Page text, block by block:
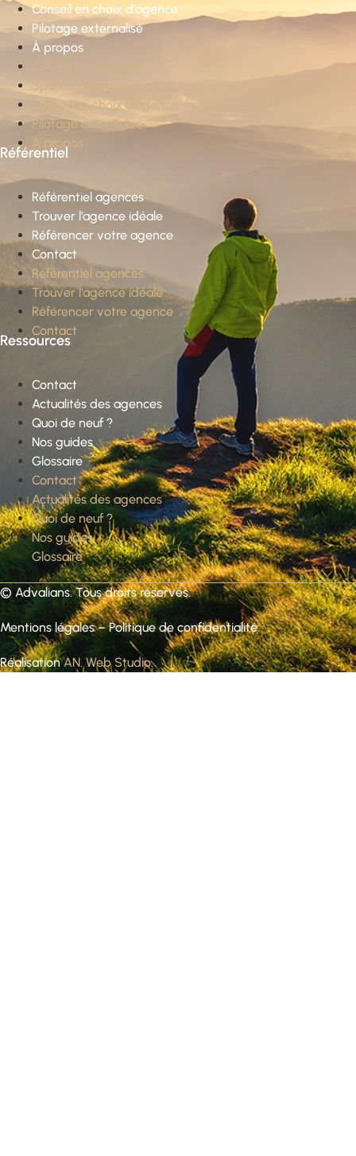
Conseil en choix d’agence
Pilotage externalisé
À propos
Conseil stratégique
Sparring partner
Conseil en choix d’agence
Pilotage externalisé
À propos
Référentiel
Référentiel agences
Trouver l’agence idéale
Référencer votre agence
Contact
Référentiel agences
Trouver l’agence idéale
Référencer votre agence
Contact
Ressources
Contact
Actualités des agences
Quoi de neuf ?
Nos guides
Glossaire
Contact
Actualités des agences
Quoi de neuf ?
Nos guides
Glossaire
© Advalians. Tous droits réservés.
Mentions légales–Politique de confidentialité
RéalisationAN. Web Studio.